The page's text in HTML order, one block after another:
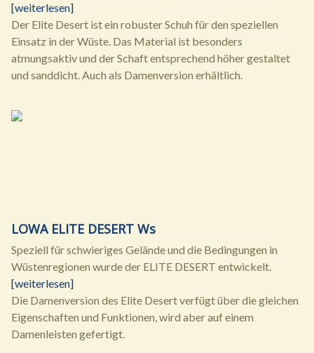
[weiterlesen]
Der Elite Desert ist ein robuster Schuh für den speziellen
Einsatz in der Wüste. Das Material ist besonders
atmungsaktiv und der Schaft entsprechend höher gestaltet
und sanddicht. Auch als Damenversion erhältlich.
LOWA ELITE DESERT Ws
Speziell für schwieriges Gelände und die Bedingungen in
Wüstenregionen wurde der ELITE DESERT entwickelt.
[weiterlesen]
Die Damenversion des Elite Desert verfügt über die gleichen
Eigenschaften und Funktionen, wird aber auf einem
Damenleisten gefertigt.